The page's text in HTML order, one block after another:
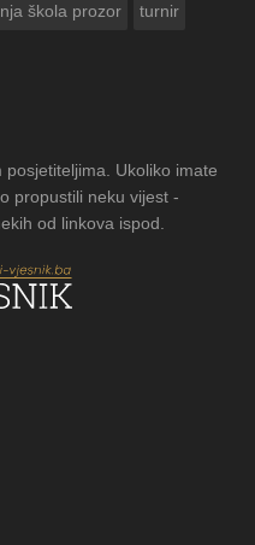
škola prozor turnir
Ukoliko imate
propustili neku vijest -
od linkova ispod.